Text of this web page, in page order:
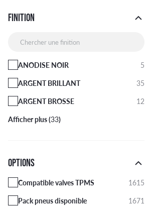
FINITION
ANODISE NOIR
5
ARGENT BRILLANT
35
ARGENT BROSSE
12
Afficher plus (33)
OPTIONS
Compatible valves TPMS
1615
Pack pneus disponible
1671